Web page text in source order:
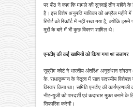
पर पीठ ने कहा कि मामले की सुनवाई तीन महीने के
है। इस विशेष अनुमति याचिका को अप्रैल महीने में
रिपोर्ट को रिकॉर्ड में नहीं रखा गया है, क्योंकि
मुद्दों के बारे में भी कुछ विवरण शामिल थे।
एनटीए की कई खामियों को किया गया था उजागर
सुप्रीम कोर्ट ने भारतीय अंतरिक्ष अनुसंधान
के. राधाकृष्णन के नेतृत्व में सात सदस्यीय विशेषज्ञ
विस्तार किया था। समिति एनटीए की
नीट-यूजी को पारदर्शी एवं कदाचार मुक्त बनाने के
सिफारिश करेगी।